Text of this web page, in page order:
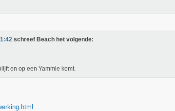
schreef Beach het volgende:
en op een Yammie komt.